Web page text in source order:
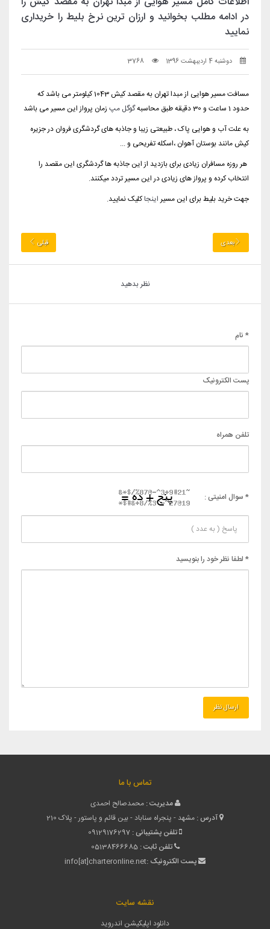
در ادامه مطلب بخوانید و ارزان ترین نرخ بلیط را خریداری
نمایید
دوشنبه 4 اردیبهشت 1396 3768
مسافت مسیر هوایی از مبدا تهران به مقصد کیش 1043 کیلومتر می باشد که
حدود 1 ساعت و 30 دقیقه طبق محاسبه
گوگل مپ زمان پرواز این مسیر می باشد
به علت آب و هوایی پاک ، طبیعتی زیبا و جاذبه های گردشگری فروان در جزیره
کیش مانند بوستان آهوان ،اسکله تفریحی و ...
هر روزه مسافران زیادی برای بازدید از این جاذبه ها گردشگری این مقصد را
انتخاب کرده و پرواز های زیادی در این مسیر تردد میکنند.
جهت خرید بلیط برای این مسیراینجاکلیک نمایید.
بعدی قبلی
نظر بدهید
* نام
پست الکترونیک
تلفن همراه
* سوال امنیتی :
* لطفا نظر خود را بنویسید
تماس با ما
مدیریت : محمدصالح احمدی
آدرس : مشهد - پنجراه سناباد - بین قائم و پاستور - پلاک 210
تلفن پشتیبانی : 09129176297
تلفن ثابت : 05138466685
پست الکترونیک :info[at]charteronline.net
نقشه سایت
دانلود اپلیکیشن اندروید